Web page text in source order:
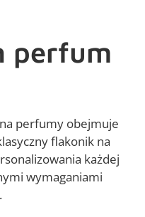
perfum
perfumy obejmuje
flakonik na
każdej
wymaganiami